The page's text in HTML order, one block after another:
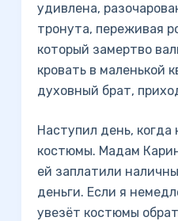
удивлена,
тронута, переживая
который замертво
кровать в маленькой
духовный брат,
Наступил день,
костюмы. Мадам
ей заплатили
деньги. Если я
увезёт костюмы